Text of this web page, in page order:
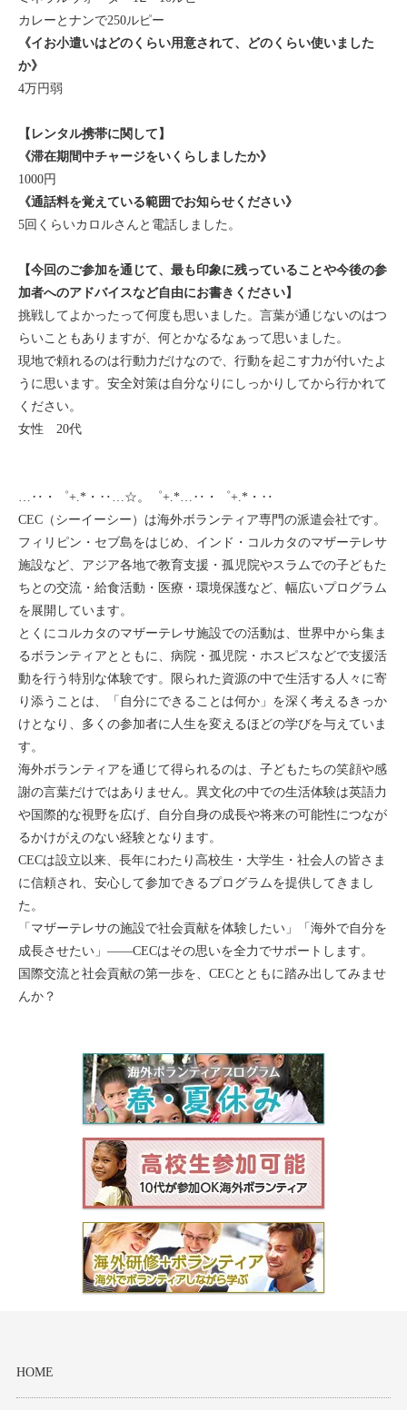
カレーとナンで250ルピー
《イお小遣いはどのくらい用意されて、どのくらい使いました
か》
4万円弱
【レンタル携帯に関して】
《滞在期間中チャージをいくらしましたか》
1000円
《通話料を覚えている範囲でお知らせください》
5回くらいカロルさんと電話しました。
【今回のご参加を通じて、最も印象に残っていることや今後の参
加者へのアドバイスなど自由にお書きください】
挑戦してよかったって何度も思いました。言葉が通じないのはつ
らいこともありますが、何とかなるなぁって思いました。
現地で頼れるのは行動力だけなので、行動を起こす力が付いたよ
うに思います。安全対策は自分なりにしっかりしてから行かれて
ください。
女性 20代
…‥・゜+.*・‥…☆。゜+.*…‥・゜+.*・‥
CEC（シーイーシー）は海外ボランティア専門の派遣会社です。
フィリピン・セブ島をはじめ、インド・コルカタのマザーテレサ
施設など、アジア各地で教育支援・孤児院やスラムでの子どもた
ちとの交流・給食活動・医療・環境保護など、幅広いプログラム
を展開しています。
とくにコルカタのマザーテレサ施設での活動は、世界中から集ま
るボランティアとともに、病院・孤児院・ホスピスなどで支援活
動を行う特別な体験です。限られた資源の中で生活する人々に寄
り添うことは、「自分にできることは何か」を深く考えるきっか
けとなり、多くの参加者に人生を変えるほどの学びを与えていま
す。
海外ボランティアを通じて得られるのは、子どもたちの笑顔や感
謝の言葉だけではありません。異文化の中での生活体験は英語力
や国際的な視野を広げ、自分自身の成長や将来の可能性につなが
るかけがえのない経験となります。
CECは設立以来、長年にわたり高校生・大学生・社会人の皆さま
に信頼され、安心して参加できるプログラムを提供してきまし
た。
「マザーテレサの施設で社会貢献を体験したい」「海外で自分を
成長させたい」――CECはその思いを全力でサポートします。
国際交流と社会貢献の第一歩を、CECとともに踏み出してみませ
んか？
HOME